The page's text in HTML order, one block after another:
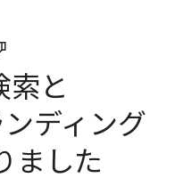
索と
ディング
ました